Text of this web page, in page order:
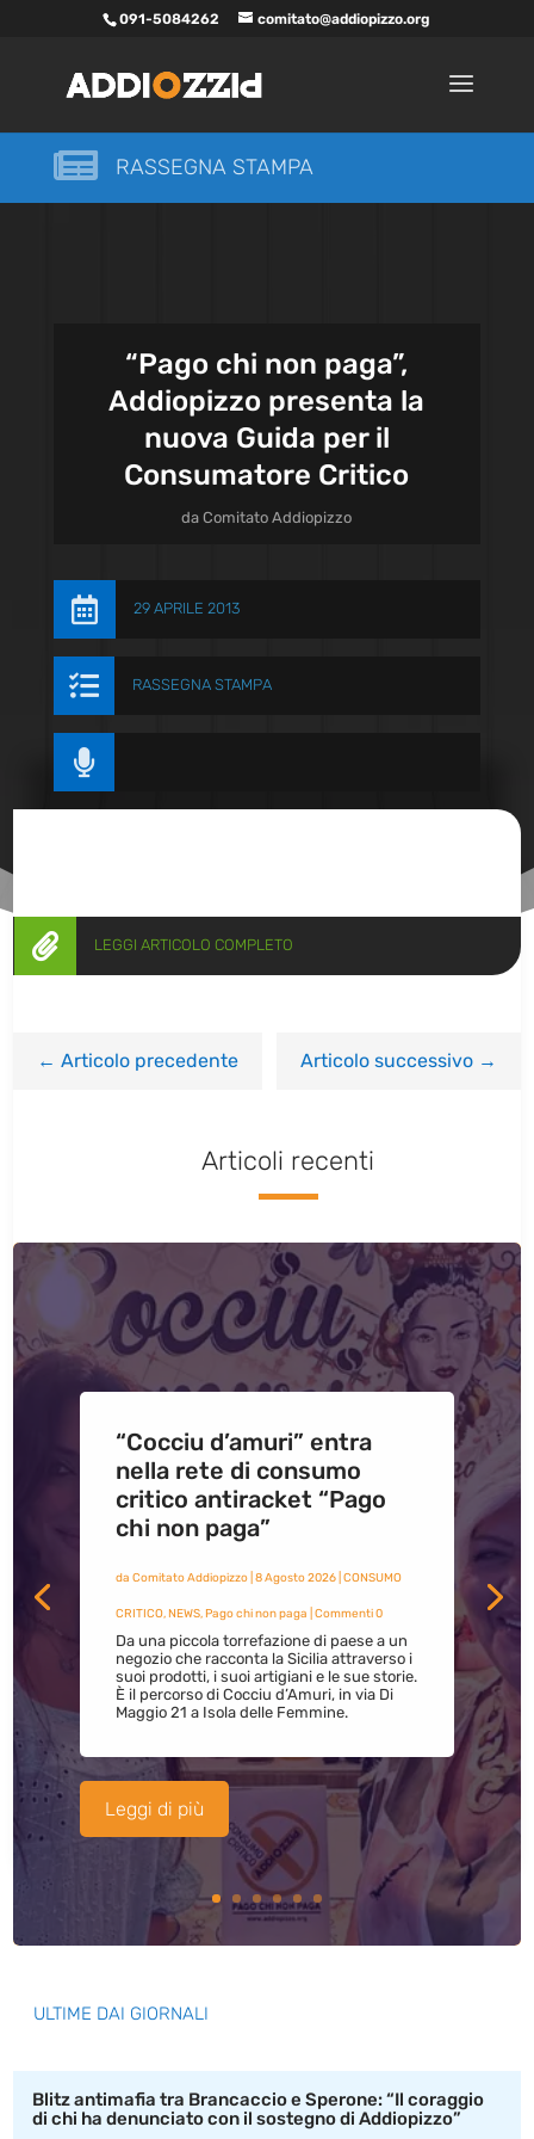
091-5084262 comitato@addiopizzo.org
 RASSEGNA STAMPA
“Pago chi non paga”,
Addiopizzo presenta la
nuova Guida per il
Consumatore Critico
daComitato Addiopizzo
 29 APRILE 2013
 RASSEGNA STAMPA

 LEGGI ARTICOLO COMPLETO
←Articolo precedente Articolo successivo→
Articoli recenti
“Cocciu d’amuri” entra
nella rete di consumo
critico antiracket “Pago
chi non paga”
da Comitato Addiopizzo| 8 Agosto 2026| CONSUMO
CRITICO,NEWS,Pago chi non paga | Commenti 0
Da una piccola torrefazione di paese a un
negozio che racconta la Sicilia attraverso i
suoi prodotti, i suoi artigiani e le sue storie.
È il percorso di Cocciu d’Amuri, in via Di
Maggio 21 a Isola delle Femmine.
Leggi di più
ULTIME DAI GIORNALI
Blitz antimafia tra Brancaccio e Sperone: “Il coraggio
di chi ha denunciato con il sostegno di Addiopizzo”